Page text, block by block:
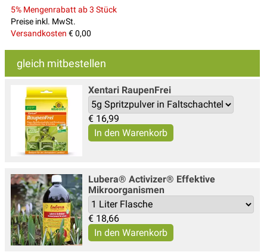
5% Mengenrabatt ab 3 Stück
Preise inkl. MwSt.
Versandkosten € 0,00
gleich mitbestellen
Xentari Raupen­Frei
€ 16,99
Lubera® Activizer® Effektive
Mikroorganismen
€ 18,66